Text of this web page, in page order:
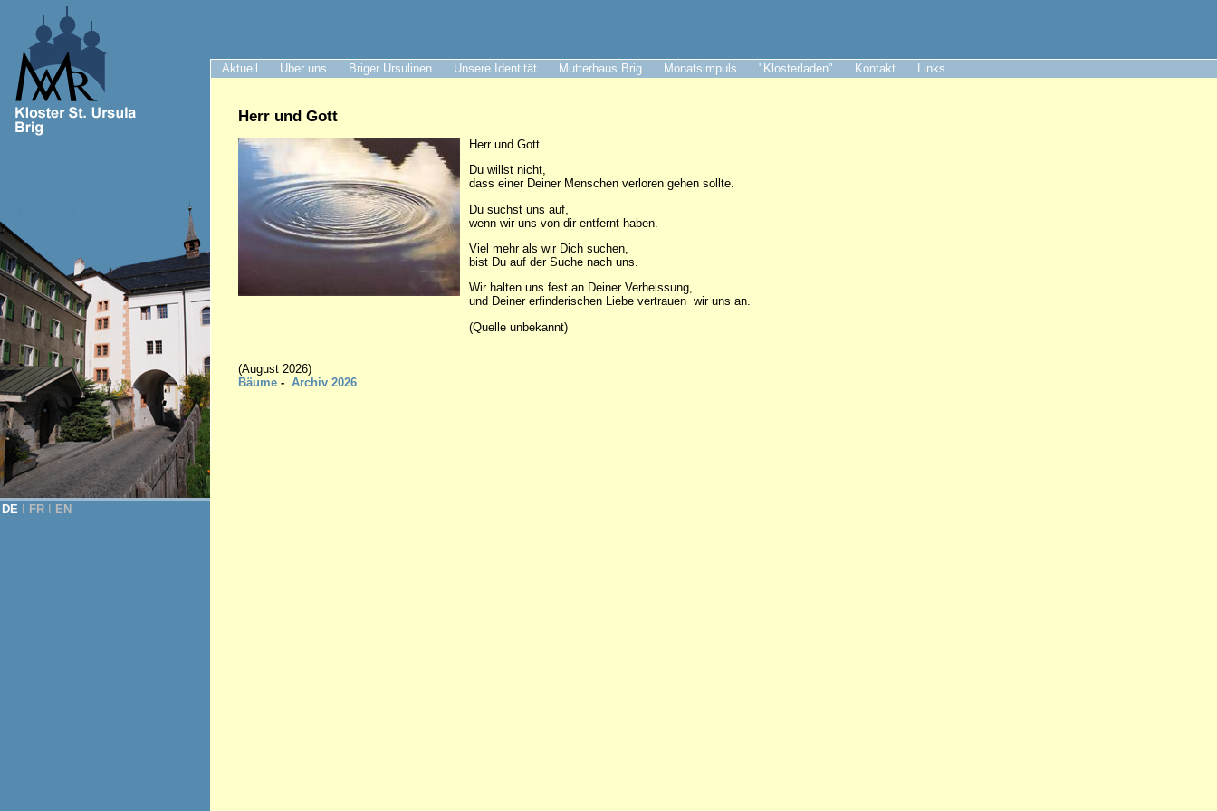
Aktuell Über uns Briger Ursulinen Unsere Identität Mutterhaus Brig Monatsimpuls "Klosterladen" Kontakt Links
DE FR EN
Herr und Gott
Herr und Gott
Du willst nicht,
dass einer Deiner Menschen verloren gehen sollte.
Du suchst uns auf,
wenn wir uns von dir entfernt haben.
Viel mehr als wir Dich suchen,
bist Du auf der Suche nach uns.
Wir halten uns fest an Deiner Verheissung,
und Deiner erfinderischen Liebe vertrauen wir uns an.
(Quelle unbekannt)
(August 2026)
Bäume - Archiv 2026